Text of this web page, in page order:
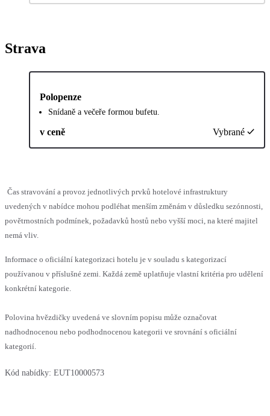
Strava
Polopenze
Snídaně a večeře formou bufetu.
v ceně Vybrané
Čas stravování a provoz jednotlivých prvků hotelové infrastruktury
uvedených v nabídce mohou podléhat menším změnám v důsledku sezónnosti,
povětrnostních podmínek, požadavků hostů nebo vyšší moci, na které majitel
nemá vliv.
Informace o oficiální kategorizaci hotelu je v souladu s kategorizací
používanou v příslušné zemi. Každá země uplatňuje vlastní kritéria pro udělení
konkrétní kategorie.
Polovina hvězdičky uvedená ve slovním popisu může označovat
nadhodnocenou nebo podhodnocenou kategorii ve srovnání s oficiální
kategorií.
Kód nabídky: EUT10000573